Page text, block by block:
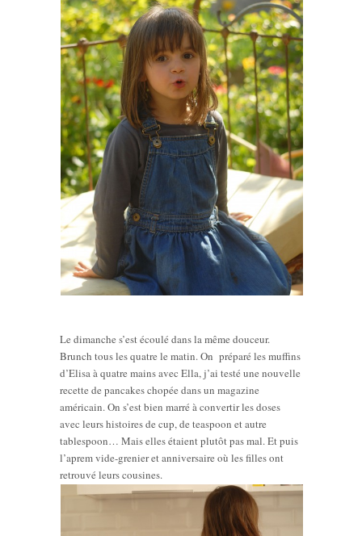
Le dimanche s’est écoulé dans la même douceur.
Brunch tous les quatre le matin. On préparé les muffins
d’Elisa à quatre mains avec Ella, j’ai testé une nouvelle
recette de pancakes chopée dans un magazine
américain. On s’est bien marré à convertir les doses
avec leurs histoires de cup, de teaspoon et autre
tablespoon… Mais elles étaient plutôt pas mal. Et puis
l’aprem vide-grenier et anniversaire où les filles ont
retrouvé leurs cousines.